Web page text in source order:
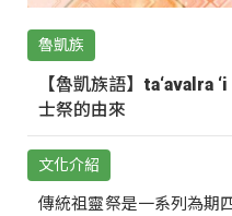
魯凱族
【魯凱族語】ta‘avalra
士祭的由來
文化介紹
傳統祖靈祭是一系列為期